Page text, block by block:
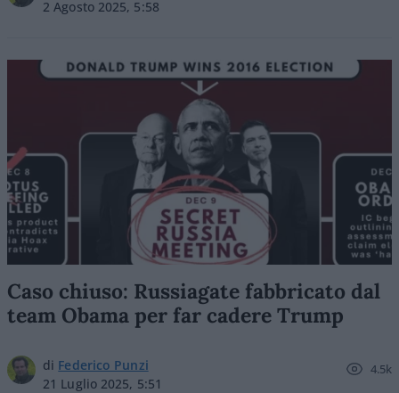
2 Agosto 2025, 5:58
Caso chiuso: Russiagate fabbricato dal
team Obama per far cadere Trump
di Federico Punzi
21 Luglio 2025, 5:51
4.5k